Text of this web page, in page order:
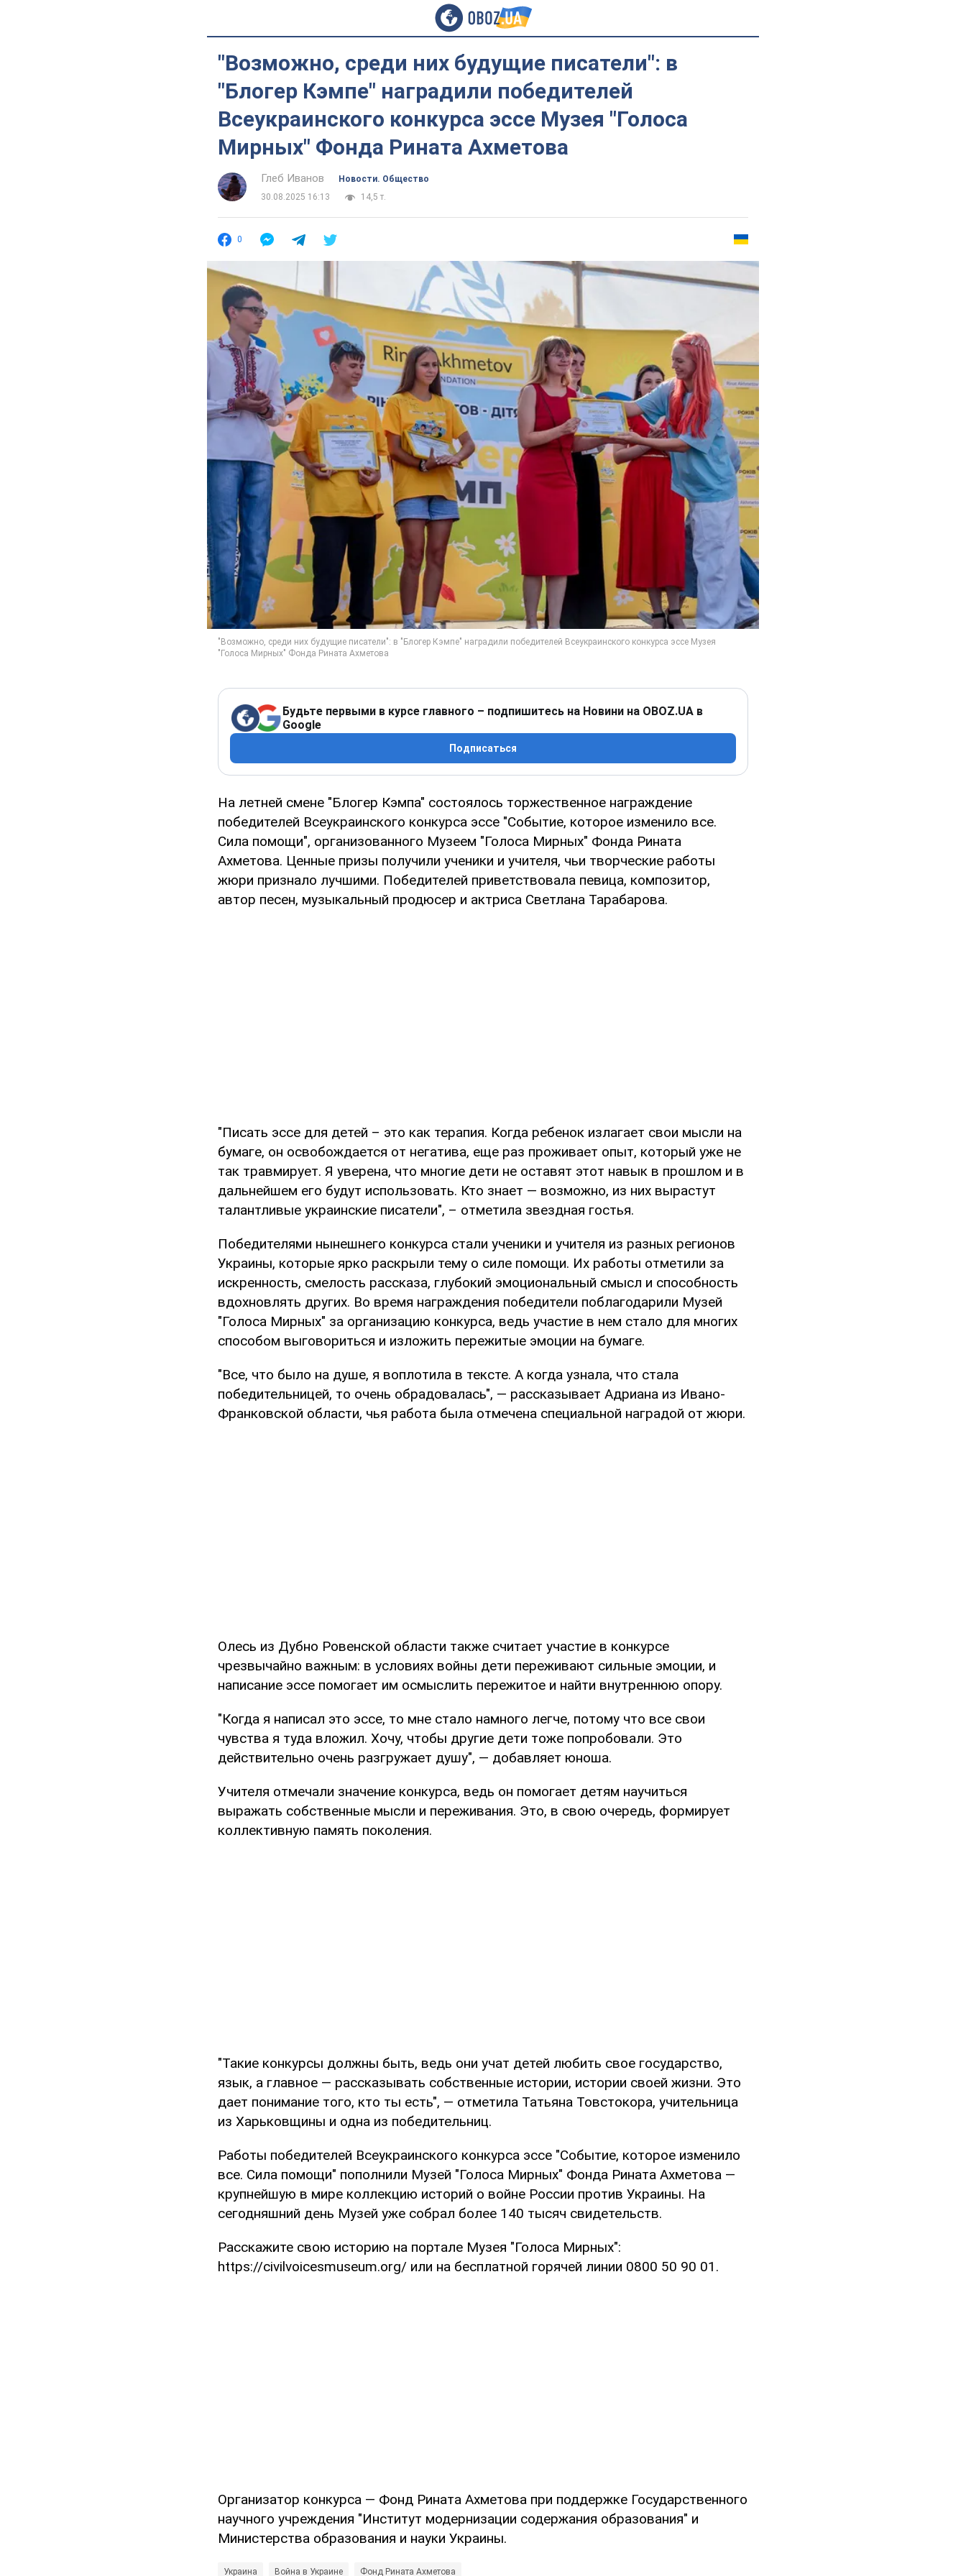
"Возможно, среди них будущие писатели": в
"Блогер Кэмпе" наградили победителей
Всеукраинского конкурса эссе Музея "Голоса
Мирных" Фонда Рината Ахметова
Глеб Иванов
Новости. Общество
30.08.2025 16:13
14,5 т.
0
Будьте первыми в курсе главного – подпишитесь на Новини на OBOZ.UA в
Google
Подписаться
На летней смене "Блогер Кэмпа" состоялось торжественное награждение
победителей Всеукраинского конкурса эссе "Событие, которое изменило все.
Сила помощи", организованного Музеем "Голоса Мирных" Фонда Рината
Ахметова. Ценные призы получили ученики и учителя, чьи творческие работы
жюри признало лучшими. Победителей приветствовала певица, композитор,
автор песен, музыкальный продюсер и актриса Светлана Тарабарова.
"Писать эссе для детей – это как терапия. Когда ребенок излагает свои мысли на
бумаге, он освобождается от негатива, еще раз проживает опыт, который уже не
так травмирует. Я уверена, что многие дети не оставят этот навык в прошлом и в
дальнейшем его будут использовать. Кто знает — возможно, из них вырастут
талантливые украинские писатели", – отметила звездная гостья.
Победителями нынешнего конкурса стали ученики и учителя из разных регионов
Украины, которые ярко раскрыли тему о силе помощи. Их работы отметили за
искренность, смелость рассказа, глубокий эмоциональный смысл и способность
вдохновлять других. Во время награждения победители поблагодарили Музей
"Голоса Мирных" за организацию конкурса, ведь участие в нем стало для многих
способом выговориться и изложить пережитые эмоции на бумаге.
"Все, что было на душе, я воплотила в тексте. А когда узнала, что стала
победительницей, то очень обрадовалась", — рассказывает Адриана из Ивано-
Франковской области, чья работа была отмечена специальной наградой от жюри.
Олесь из Дубно Ровенской области также считает участие в конкурсе
чрезвычайно важным: в условиях войны дети переживают сильные эмоции, и
написание эссе помогает им осмыслить пережитое и найти внутреннюю опору.
"Когда я написал это эссе, то мне стало намного легче, потому что все свои
чувства я туда вложил. Хочу, чтобы другие дети тоже попробовали. Это
действительно очень разгружает душу", — добавляет юноша.
Учителя отмечали значение конкурса, ведь он помогает детям научиться
выражать собственные мысли и переживания. Это, в свою очередь, формирует
коллективную память поколения.
"Такие конкурсы должны быть, ведь они учат детей любить свое государство,
язык, а главное — рассказывать собственные истории, истории своей жизни. Это
дает понимание того, кто ты есть", — отметила Татьяна Товстокора, учительница
из Харьковщины и одна из победительниц.
Работы победителей Всеукраинского конкурса эссе "Событие, которое изменило
все. Сила помощи" пополнили Музей "Голоса Мирных" Фонда Рината Ахметова —
крупнейшую в мире коллекцию историй о войне России против Украины. На
сегодняшний день Музей уже собрал более 140 тысяч свидетельств.
Расскажите свою историю на портале Музея "Голоса Мирных":
https://civilvoicesmuseum.org/ или на бесплатной горячей линии 0800 50 90 01.
Организатор конкурса — Фонд Рината Ахметова при поддержке Государственного
научного учреждения "Институт модернизации содержания образования" и
Министерства образования и науки Украины.
Украина Война в Украине Фонд Рината Ахметова